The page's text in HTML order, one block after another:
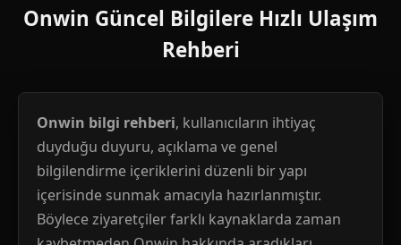
Onwin Güncel Bilgilere Hızlı Ulaşım
Rehberi
Onwin bilgi rehberi, kullanıcıların ihtiyaç
duyduğu duyuru, açıklama ve genel
bilgilendirme içeriklerini düzenli bir yapı
içerisinde sunmak amacıyla hazırlanmıştır.
Böylece ziyaretçiler farklı kaynaklarda zaman